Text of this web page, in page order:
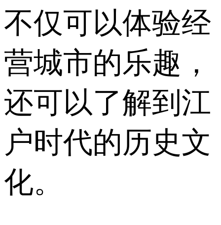
不仅可以体验经
营城市的乐趣，
还可以了解到江
户时代的历史文
化。